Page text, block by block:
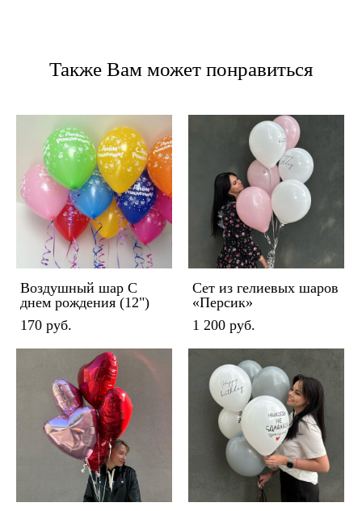
Также Вам может понравиться
Воздушный шар С
днем рождения (12")
170 pуб.
Сет из гелиевых шаров
«Персик»
1 200 pуб.